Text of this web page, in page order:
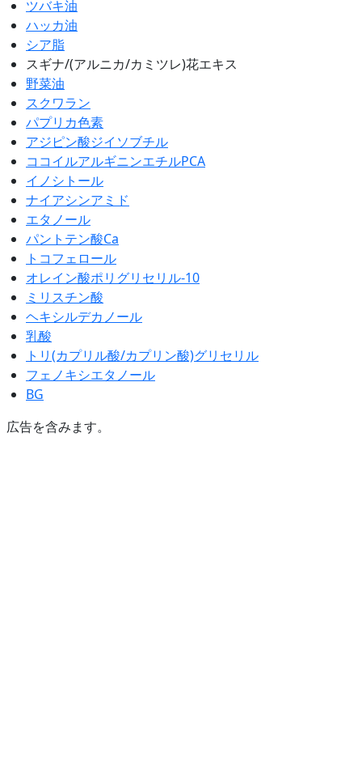
ツバキ油
ハッカ油
シア脂
スギナ/(アルニカ/カミツレ)花エキス
野菜油
スクワラン
パプリカ色素
アジピン酸ジイソブチル
ココイルアルギニンエチルPCA
イノシトール
ナイアシンアミド
エタノール
パントテン酸Ca
トコフェロール
オレイン酸ポリグリセリル-10
ミリスチン酸
ヘキシルデカノール
乳酸
トリ(カプリル酸/カプリン酸)グリセリル
フェノキシエタノール
BG
広告を含みます。